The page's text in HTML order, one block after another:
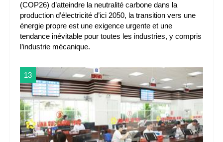
(COP26) d’atteindre la neutralité carbone dans la
production d’électricité d’ici 2050, la transition vers une
énergie propre est une exigence urgente et une
tendance inévitable pour toutes les industries, y compris
l’industrie mécanique.
13